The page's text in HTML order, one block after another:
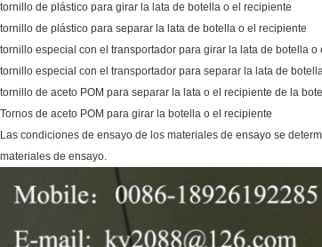
tornillo de plástico para girar la lata de botella o el recipiente
tornillo de plástico para separar la lata de botella o el recipiente
tornillo especial con el transportador para girar la lata de botella o
tornillo especial con el transportador para separar la lata de
tornillo de aceto POM para separar la lata o el recipiente de la
Tornos de aceto POM para girar la botella o el recipiente
Las condiciones de ensayo de los materiales de ensayo se
materiales de ensayo.